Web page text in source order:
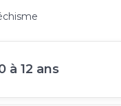
à 12 ans